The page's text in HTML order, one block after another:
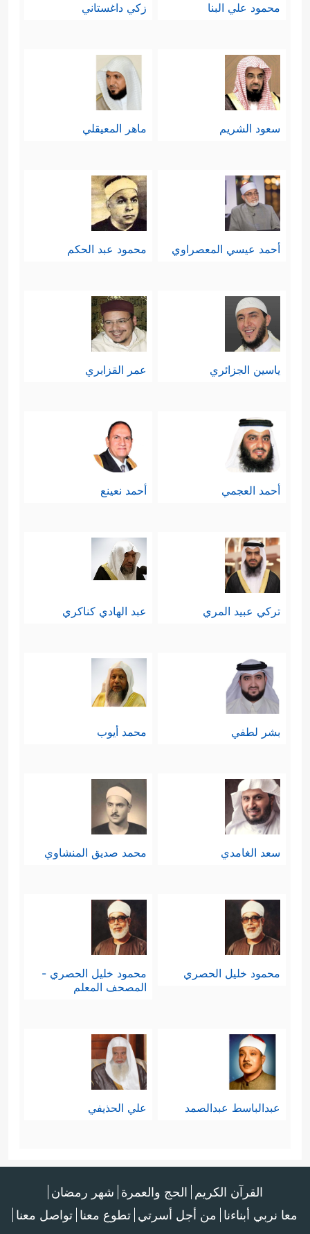
محمود علي البنا زكي داغستاني
سعود الشريم ماهر المعيقلي
أحمد عيسي المعصراوي محمود عبد الحكم
ياسين الجزائري عمر القزابري
أحمد العجمي أحمد نعينع
تركي عبيد المري عبد الهادي كناكري
بشر لطفي محمد أيوب
سعد الغامدي محمد صديق المنشاوي
محمود خليل الحصري
محمود خليل الحصري -
المصحف المعلم
عبدالباسط عبدالصمد علي الحذيفي
القرآن الكريم الحج والعمرة شهر رمضان
معا نربي أبناءنا من أجل أسرتي تطوع معنا تواصل معنا